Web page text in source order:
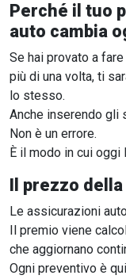
Perché il tuo
auto cambia
Se hai provato a
più di una volta, ti
lo stesso.
Anche inserendo gli
Non è un errore.
È il modo in cui oggi
Il prezzo
Le assicurazioni
Il premio viene
che aggiornano
Ogni preventivo è